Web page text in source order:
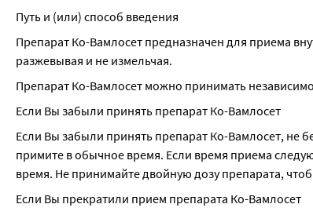
Путь и (или) способ введения
Препарат Ко-Вамлосет предназначен для приема
разжевывая и не измельчая.
Препарат Ко-Вамлосет можно принимать
Если Вы забыли принять препарат Ко-Вамлосет
Если Вы забыли принять препарат Ко-Вамлосет, не
примите в обычное время. Если время приема
время. Не принимайте двойную дозу препарата,
Если Вы прекратили прием препарата Ко-Вамлосет